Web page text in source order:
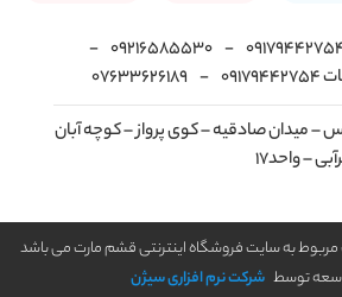
-
09216585530
-
-
07633626189
– میدان صادقیه – کوی پرواز – کوچه آبان
به سایت فروشگاه اینترنتی قشم مارت می باشد
توسط شرکت نرم افزاری سیژن